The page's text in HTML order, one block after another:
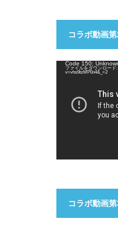
コラボ動画第
動 Code 150:
ファイルをダウンロード
v=vhs9tzMP0n4&_=2
コラボ動画第